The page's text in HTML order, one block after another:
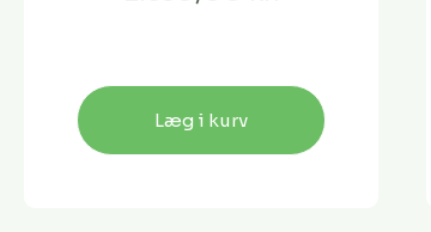
Læg i kurv